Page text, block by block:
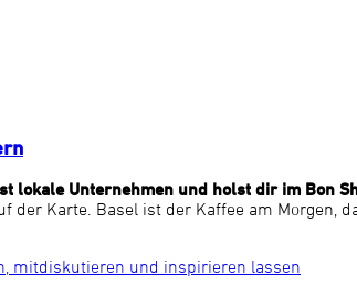
lokale Unternehmen und holst dir im Bon
der Karte. Basel ist der Kaffee am Morgen,